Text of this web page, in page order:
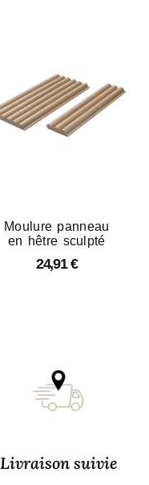
Moulure panneau
en hêtre sculpté
24,91€
Livraison suivie